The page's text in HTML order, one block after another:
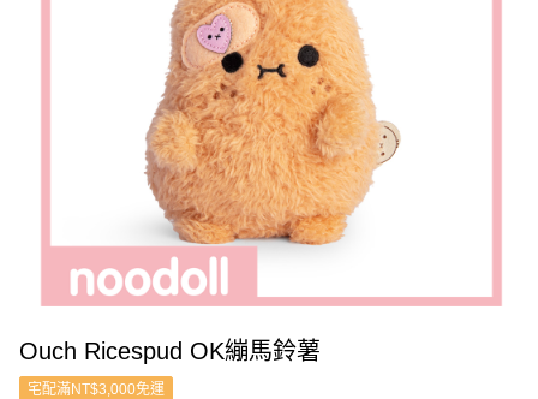
Ouch Ricespud OK繃馬鈴薯
宅配滿NT$3,000免運